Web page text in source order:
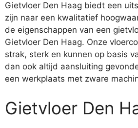
Gietvloer Den Haag biedt een
zijn naar een kwalitatief
de eigenschappen van een
Gietvloer Den Haag. Onze
strak, sterk en kunnen op basis
dan ook altijd aansluiting
een werkplaats met zware
Gietvloer Den